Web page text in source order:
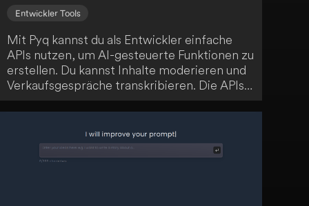
Entwickler Tools
Mit Pyq kannst du als Entwickler einfache
APIs nutzen, um AI-gesteuerte Funktionen zu
erstellen. Du kannst Inhalte moderieren und
Verkaufsgespräche transkribieren. Die APIs
sind innerhalb von 5 Minuten einsatzbereit.